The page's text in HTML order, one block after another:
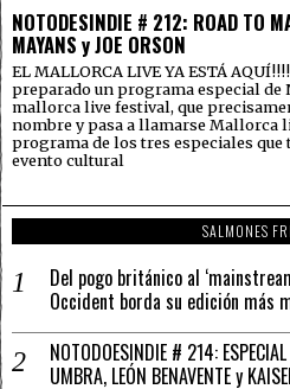
NOTODESINDIE # 212: ROAD TO
MAYANS y JOE ORSON
EL MALLORCA LIVE YA ESTÁ
preparado un programa especial de
mallorca live festival, que
nombre y pasa a llamarse Mallorca
programa de los tres especiales que
evento cultural
SALMONES
Del pogo británico al
Occident borda su edición más
NOTODOESINDIE # 214:
UMBRA, LEÓN BENAVENTE y